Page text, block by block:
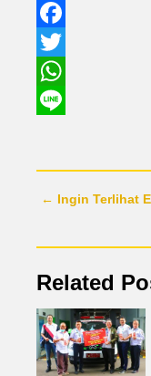
Facebook
Twitter
WhatsApp
← Ingin Terlihat
Related